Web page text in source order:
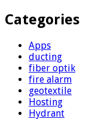
Categories
Apps
ducting
fiber optik
fire alarm
geotextile
Hosting
Hydrant